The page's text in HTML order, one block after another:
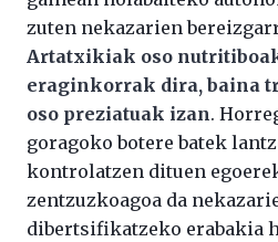
zuten nekazarien
Artatxikiak oso
eraginkorrak dira, baina
oso preziatuak izan.
goragoko botere batek
kontrolatzen dituen
zentzuzkoagoa da
dibertsifikatzeko erabakia